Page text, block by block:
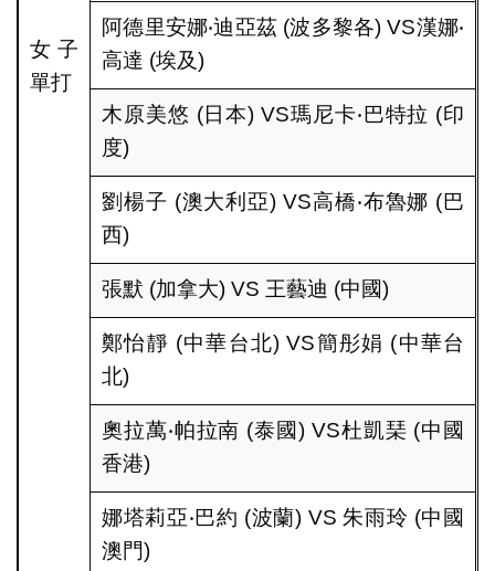
女子
單打
阿德里安娜‧迪亞茲 (波多黎各) VS漢娜‧
高達 (埃及)
木原美悠 (日本) VS瑪尼卡‧巴特拉 (印
度)
劉楊子 (澳大利亞) VS高橋‧布魯娜 (巴
西)
張默 (加拿大) VS 王藝迪 (中國)
鄭怡靜 (中華台北) VS簡彤娟 (中華台
北)
奧拉萬‧帕拉南 (泰國) VS杜凱琹 (中國
香港)
娜塔莉亞‧巴約 (波蘭) VS 朱雨玲 (中國
澳門)